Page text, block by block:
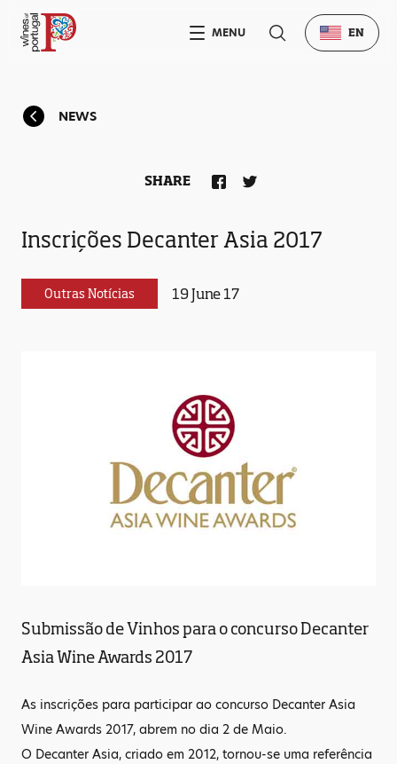
NEWS
Inscrições Decanter Asia 2017
Outras Notícias 19 June 17
SHARE
Submissão de Vinhos para o concurso Decanter
Asia Wine Awards 2017
As inscrições para participar ao concurso Decanter Asia
Wine Awards 2017, abrem no dia 2 de Maio.
O Decanter Asia, criado em 2012, tornou-se uma referência
MENU EN